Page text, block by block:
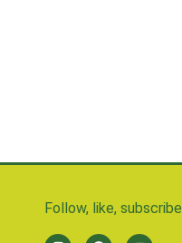
Follow, like, subscribe